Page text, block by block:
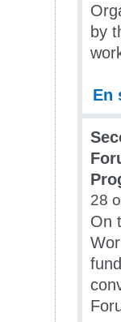
by
En
28
On